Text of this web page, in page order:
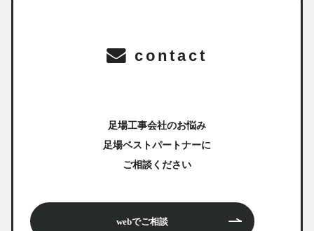
contact
足場工事会社のお悩み
足場ベストパートナーに
ご相談ください
webでご相談